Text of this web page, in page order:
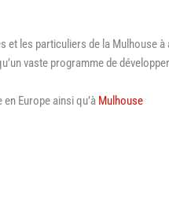
et les particuliers de la Mulhouse
vaste programme de
Europe ainsi qu’à Mulhouse